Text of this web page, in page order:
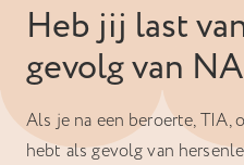
Heb jij last
gevolg van
Als je na een beroerte,
hebt als gevolg van